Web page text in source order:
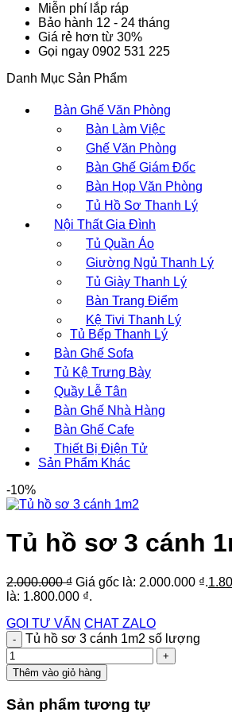
Miễn phí lắp ráp
Bảo hành 12 - 24 tháng
Giá rẻ hơn từ 30%
Gọi ngay 0902 531 225
Danh Mục Sản Phẩm
Bàn Ghế Văn Phòng
Bàn Làm Việc
Ghế Văn Phòng
Bàn Ghế Giám Đốc
Bàn Họp Văn Phòng
Tủ Hồ Sơ Thanh Lý
Nội Thất Gia Đình
Tủ Quần Áo
Giường Ngủ Thanh Lý
Tủ Giày Thanh Lý
Bàn Trang Điểm
Kệ Tivi Thanh Lý
Tủ Bếp Thanh Lý
Bàn Ghế Sofa
Tủ Kệ Trưng Bày
Quầy Lễ Tân
Bàn Ghế Nhà Hàng
Bàn Ghế Cafe
Thiết Bị Điện Tử
Sản Phẩm Khác
-10%
Tủ hồ sơ 3 cánh
2.000.000₫ Giá gốc là: 2.000.000 ₫.
là: 1.800.000 ₫.
GỌI TƯ VẤN CHAT ZALO
Tủ hồ sơ 3 cánh 1m2 số lượng
Thêm vào giỏ hàng
Sản phẩm tương tự